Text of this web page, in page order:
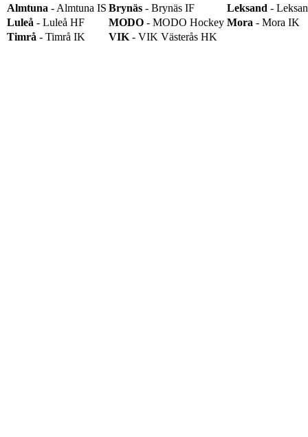
Almtuna - Almtuna IS Brynäs - Brynäs IF Leksand -
Luleå - Luleå HF MODO - MODO Hockey Mora - Mora IK
Timrå - Timrå IK VIK - VIK Västerås HK